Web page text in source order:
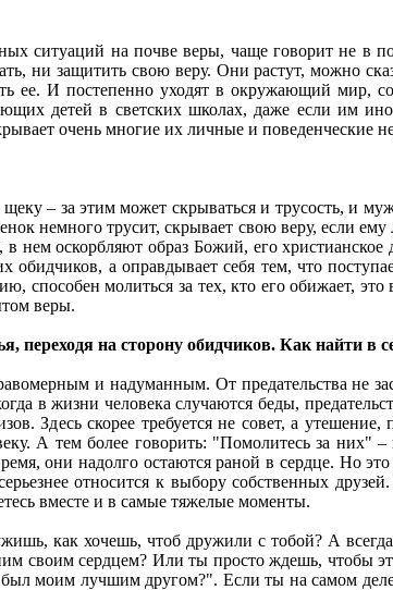
ситуаций на почве веры, чаще говорит не в
ни защитить свою веру. Они растут, можно
ее. И постепенно уходят в окружающий мир,
детей в светских школах, даже если им
очень многие их личные и поведенческие
– за этим может скрываться и трусость, и
немного трусит, скрывает свою веру, если ему
оскорбляют образ Божий, его христианское
а оправдывает себя тем, что
способен молиться за тех, кто его обижает,
веры.
переходя на сторону обидчиков. Как найти в
и надуманным. От предательства не
в жизни человека случаются беды,
Здесь скорее требуется не совет, а утешение,
А тем более говорить: "Помолитесь за них"
они надолго остаются раной в сердце. Но
относится к выбору собственных
вместе и в самые тяжелые моменты.
как хочешь, чтоб дружили с тобой? А
своим сердцем? Или ты просто ждешь, чтобы
был моим лучшим другом?". Если ты на самом